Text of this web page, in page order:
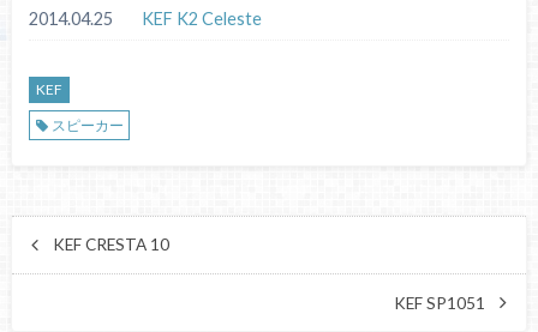
2014.04.25 KEF K2 Celeste
KEF
スピーカー
KEF CRESTA 10
KEF SP1051